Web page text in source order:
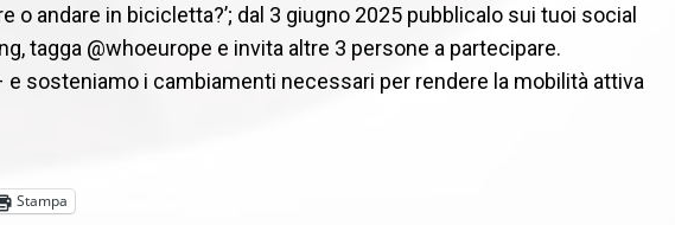
o andare in bicicletta?’; dal 3 giugno 2025 pubblicalo sui tuoi social
tagga @whoeurope e invita altre 3 persone a partecipare.
e sosteniamo i cambiamenti necessari per rendere la mobilità attiva
Stampa